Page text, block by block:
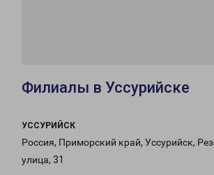
Филиалы в Уссурийске
УССУРИЙСК
Россия, Приморский край, Уссурийск,
улица, 31